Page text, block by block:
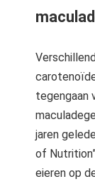
tegengaan
jaren
of
eieren op